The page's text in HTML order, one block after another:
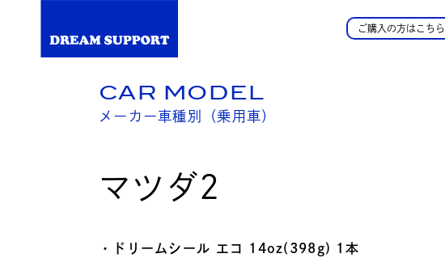
ご購入の方はこちら
CAR MODEL
メーカー車種別（乗用車）
マツダ2
・ドリームシール エコ 14oz(398g) 1本